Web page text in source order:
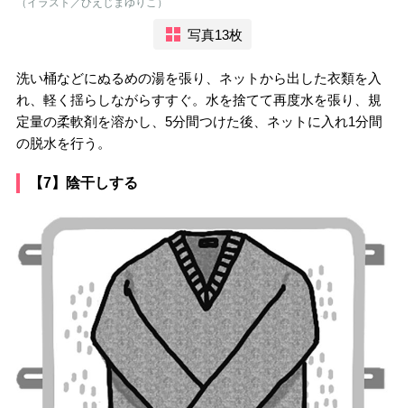
（イラスト／ひえじまゆりこ）
写真13枚
洗い桶などにぬるめの湯を張り、ネットから出した衣類を入
れ、軽く揺らしながらすすぐ。水を捨てて再度水を張り、規
定量の柔軟剤を溶かし、5分間つけた後、ネットに入れ1分間
の脱水を行う。
【7】陰干しする